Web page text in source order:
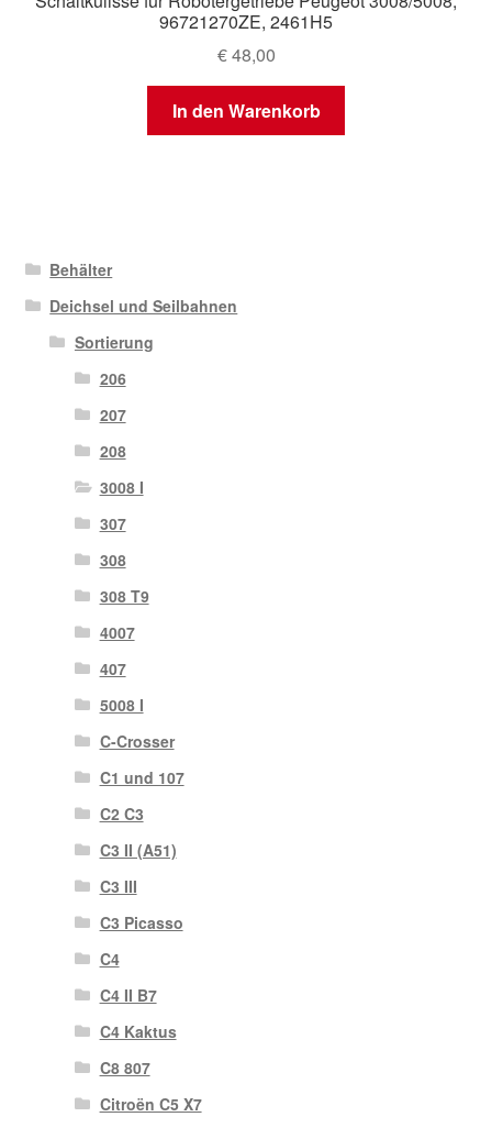
96721270ZE, 2461H5
€48,00
In den Warenkorb
Behälter
Deichsel und Seilbahnen
Sortierung
206
207
208
3008 I
307
308
308 T9
4007
407
5008 I
C-Crosser
C1 und 107
C2 C3
C3 II (A51)
C3 III
C3 Picasso
C4
C4 II B7
C4 Kaktus
C8 807
Citroën C5 X7